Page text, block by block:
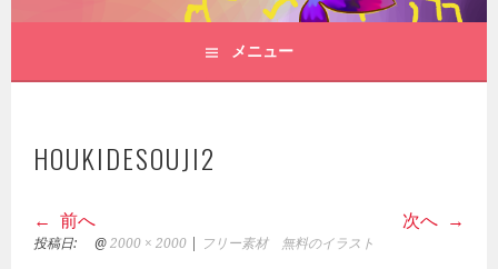
ス
ッ
メニュー
HOUKIDESOUJI2
前へ 次へ
投稿日: @2000 × 2000 フリー素材 無料のイラスト